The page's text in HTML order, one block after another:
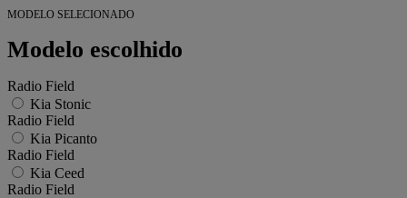
MODELO SELECIONADO
Modelo escolhido
Radio Field
Kia Stonic
Radio Field
Kia Picanto
Radio Field
Kia Ceed
Radio Field